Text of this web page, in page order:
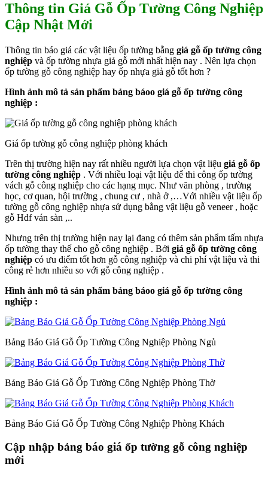
Thông tin Giá Gỗ Ốp Tường Công Nghiệp
Cập Nhật Mới
Thông tin báo giá các vật liệu ốp tường bằng giá gỗ ốp tường công
nghiệp và ốp tường nhựa giả gỗ mới nhất hiện nay . Nên lựa chọn
ốp tường gỗ công nghiệp hay ốp nhựa giả gỗ tốt hơn ?
Hình ảnh mô tả sản phẩm bảng báoo giá gỗ ốp tường công
nghiệp :
Giá ốp tường gỗ công nghiệp phòng khách
Trên thị trường hiện nay rất nhiều người lựa chọn vật liệu giá gỗ ốp
tường công nghiệp . Với nhiều loại vật liệu để thi công ốp tường
vách gỗ công nghiệp cho các hạng mục. Như văn phòng , trường
học, cơ quan, hội trường , chung cư , nhà ở ,…Với nhiều vật liệu ốp
tường gỗ công nghiệp nhựa sử dụng bằng vật liệu gỗ veneer , hoặc
gỗ Hdf ván sàn ,..
Nhưng trên thị trường hiện nay lại đang có thêm sản phẩm tấm nhựa
ốp tường thay thế cho gỗ công nghiệp . Bởi giá gỗ ốp tường công
nghiệp có ưu điểm tốt hơn gỗ công nghiệp và chi phí vật liệu và thi
công rẻ hơn nhiều so với gỗ công nghiệp .
Hình ảnh mô tả sản phẩm bảng báoo giá gỗ ốp tường công
nghiệp :
Bảng Báo Giá Gỗ Ốp Tường Công Nghiệp Phòng Ngủ
Bảng Báo Giá Gỗ Ốp Tường Công Nghiệp Phòng Thờ
Bảng Báo Giá Gỗ Ốp Tường Công Nghiệp Phòng Khách
Cập nhập bảng báo giá ốp tường gỗ công nghiệp
mới